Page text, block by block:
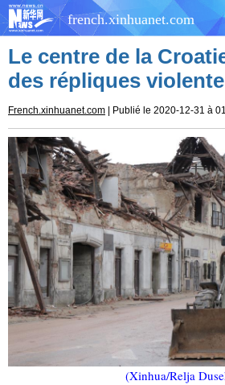
french.xinhuanet.com
Le centre de la
des répliques
French.xinhuanet.com | Publié le 2020-12-31 à
(Xinhua/Relja